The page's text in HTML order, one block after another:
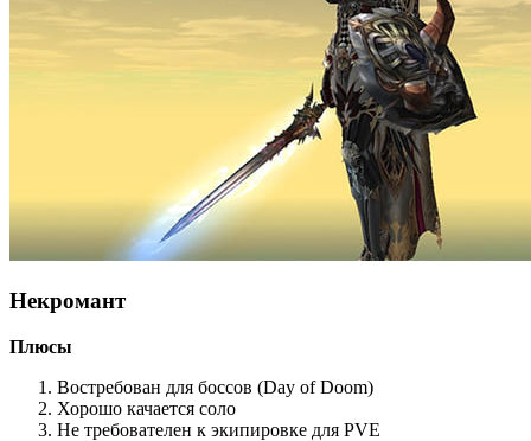
Некромант
Плюсы
Востребован для боссов (Day of Doom)
Хорошо качается соло
Не требователен к экипировке для PVE